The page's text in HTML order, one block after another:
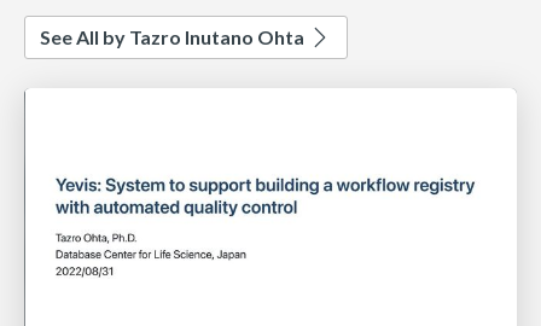
See All by Tazro Inutano Ohta